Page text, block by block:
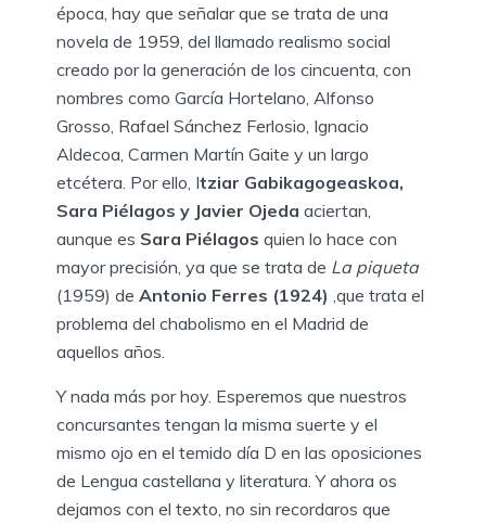
época, hay que señalar que se trata de una
novela de 1959, del llamado realismo social
creado por la generación de los cincuenta, con
nombres como García Hortelano, Alfonso
Grosso, Rafael Sánchez Ferlosio, Ignacio
Aldecoa, Carmen Martín Gaite y un largo
etcétera. Por ello, Itziar Gabikagogeaskoa,
Sara Piélagos y Javier Ojeda aciertan,
aunque es Sara Piélagos quien lo hace con
mayor precisión, ya que se trata de La piqueta
(1959) de Antonio Ferres (1924) ,que trata el
problema del chabolismo en el Madrid de
aquellos años.
Y nada más por hoy. Esperemos que nuestros
concursantes tengan la misma suerte y el
mismo ojo en el temido día D en las oposiciones
de Lengua castellana y literatura. Y ahora os
dejamos con el texto, no sin recordaros que